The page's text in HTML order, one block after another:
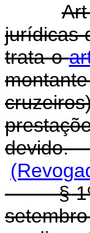
jurídicas
trata o
§ 1º As